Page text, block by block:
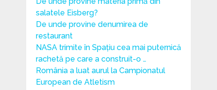
salatele Eisberg?
De unde provine denumirea de
restaurant
NASA trimite în Spațiu cea mai puternică
rachetă pe care a construit-o …
România a luat aurul la Campionatul
European de Atletism